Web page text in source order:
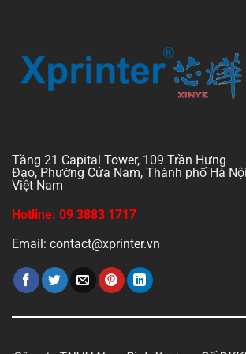
Tầng 21 Capital Tower, 109 Trần Hưng
Đạo, Phường Cửa Nam, Thành phố Hà
Việt Nam
Hotline: 09 3883 1717
Email: contact@xprinter.vn